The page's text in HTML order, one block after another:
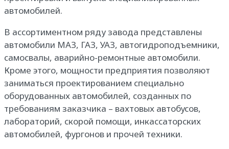
автомобилей.
В ассортиментном ряду завода представлены
автомобили МАЗ, ГАЗ, УАЗ, автогидроподъемники,
самосвалы, аварийно-ремонтные автомобили.
Кроме этого, мощности предприятия позволяют
заниматься проектированием специально
оборудованных автомобилей, созданных по
требованиям заказчика – вахтовых автобусов,
лабораторий, скорой помощи, инкассаторских
автомобилей, фургонов и прочей техники.